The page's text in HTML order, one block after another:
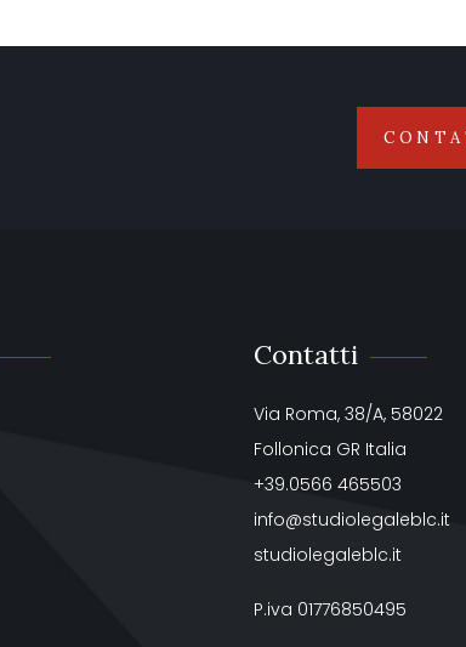
Contatti
Via Roma, 38/A, 58022
Follonica GR Italia
+39.0566 465503
info@studiolegaleblc.it
studiolegaleblc.it
P.iva 01776850495